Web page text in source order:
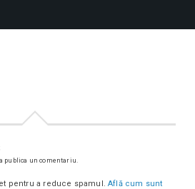
publica un comentariu.
pentru a reduce spamul.Află cum sunt